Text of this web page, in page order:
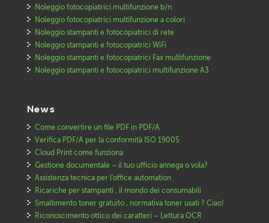
Noleggio fotocopiatrici multifunzione b/n
Noleggio fotocopiatrici multifunzione a colori
Noleggio stampanti e fotocopiatrici di rete
Noleggio stampanti e fotocopiatrici WiFi
Noleggio stampanti e fotocopiatrici Fax multifunzione
Noleggio stampanti e fotocopiatrici multifunzione A3
News
Come convertire un file PDF in PDF/A
Verifica PDF/A per la conformità ISO 19005
Cloud Print come funziona
Gestione documentale – il tuo ufficio annega o vola?
Assistenza tecnica per l'office automation
Ricariche per stampanti , il mondo dei consumabili
Smaltimento toner gratuito , normativa toner usati ? Ciao!
Riconoscimento ottico dei caratteri – Lettura OCR